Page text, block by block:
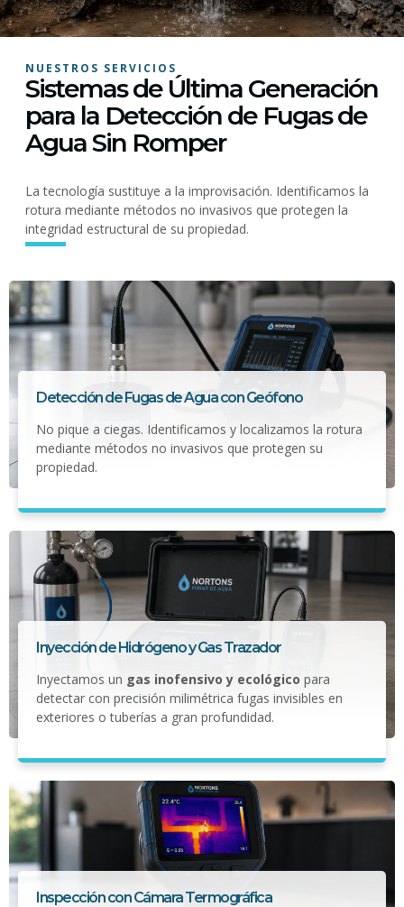
NUESTROS SERVICIOS
Sistemas de Última Generación
para la Detección de Fugas de
Agua Sin Romper
La tecnología sustituye a la improvisación. Identificamos la
rotura mediante métodos no invasivos que protegen la
integridad estructural de su propiedad.
Detección de Fugas de Agua con Geófono
No pique a ciegas. Identificamos y localizamos la rotura
mediante métodos no invasivos que protegen su
propiedad.
Inyección de Hidrógeno y Gas Trazador
Inyectamos un gas inofensivo y ecológico para
detectar con precisión milimétrica fugas invisibles en
exteriores o tuberías a gran profundidad.
Inspección con Cámara Termográfica